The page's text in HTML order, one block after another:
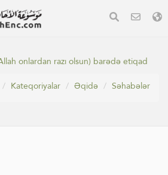
onlardan razı olsun) barədə etiqad
Kateqoriyalar Əqidə Səhabələr